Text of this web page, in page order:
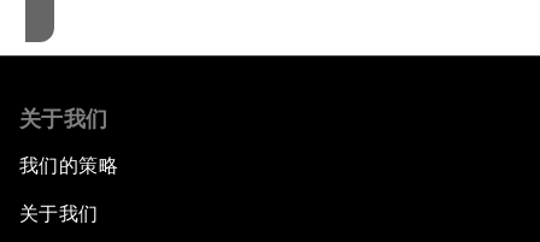
关于我们
我们的策略
关于我们